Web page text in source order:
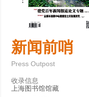
新闻前哨
Press Outpost
收录信息
上海图书馆馆藏